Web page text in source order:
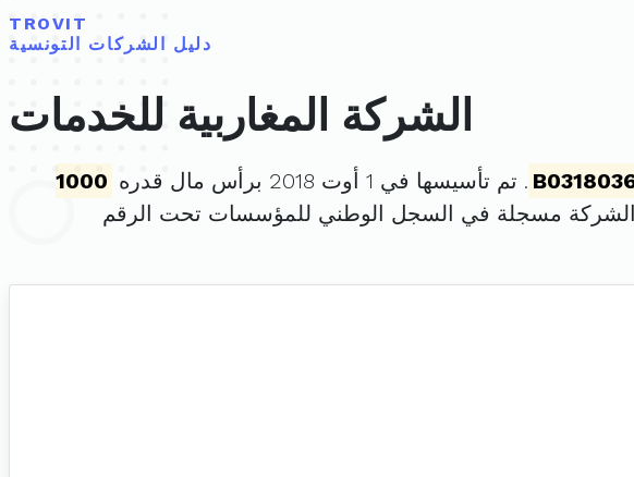
TROVIT
دليل الشركات التونسية
الشركة المغاربية للخدمات
. تم تأسيسها في 1 أوت 2018 برأس مال قدره
1000
مسجلة في السجل الوطني للمؤسسات تحت الرقم